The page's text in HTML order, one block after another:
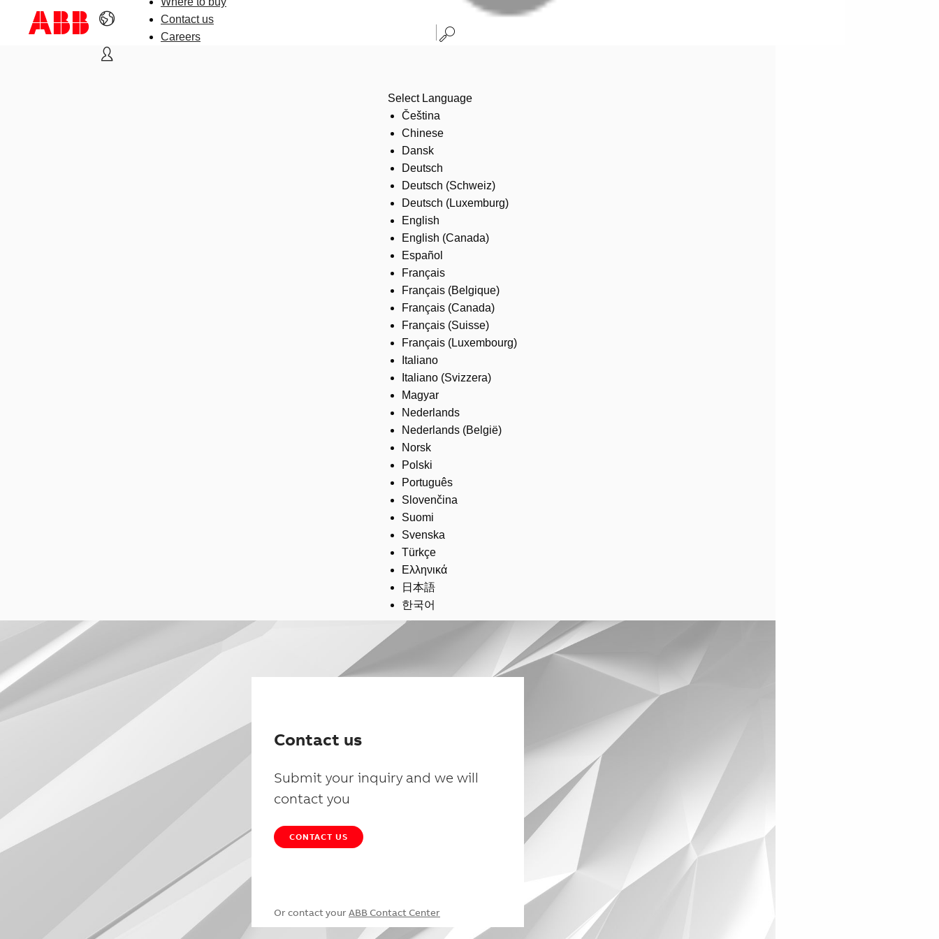
Contact us
Careers
Select Language
Čeština
Chinese
Dansk
Deutsch
Deutsch (Schweiz)
Deutsch (Luxemburg)
English
English (Canada)
Español
Français
Français (Belgique)
Français (Canada)
Français (Suisse)
Français (Luxembourg)
Italiano
Italiano (Svizzera)
Magyar
Nederlands
Nederlands (België)
Norsk
Polski
Português
Slovenčina
Suomi
Svenska
Türkçe
Ελληνικά
日本語
한국어
Contact us
Submit your inquiry and we will
contact you
CONTACT US
Or contact your ABB Contact Center